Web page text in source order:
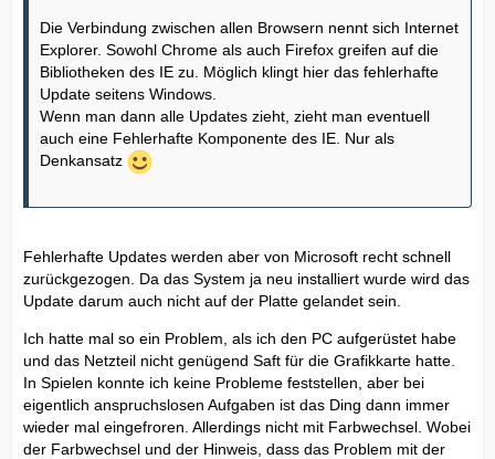
Die Verbindung zwischen allen Browsern nennt sich Internet
Explorer. Sowohl Chrome als auch Firefox greifen auf die
Bibliotheken des IE zu. Möglich klingt hier das fehlerhafte
Update seitens Windows.
Wenn man dann alle Updates zieht, zieht man eventuell
auch eine Fehlerhafte Komponente des IE. Nur als
Denkansatz
Fehlerhafte Updates werden aber von Microsoft recht schnell
zurückgezogen. Da das System ja neu installiert wurde wird das
Update darum auch nicht auf der Platte gelandet sein.
Ich hatte mal so ein Problem, als ich den PC aufgerüstet habe
und das Netzteil nicht genügend Saft für die Grafikkarte hatte.
In Spielen konnte ich keine Probleme feststellen, aber bei
eigentlich anspruchslosen Aufgaben ist das Ding dann immer
wieder mal eingefroren. Allerdings nicht mit Farbwechsel. Wobei
der Farbwechsel und der Hinweis, dass das Problem mit der